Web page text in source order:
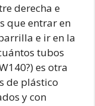
derecha e
que entrar en
e ir en la
tubos
es otra
de plástico
y con